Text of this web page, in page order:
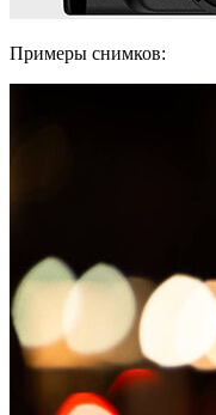
Примеры снимков: